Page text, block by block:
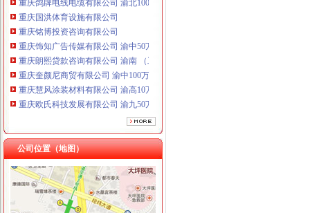
重庆国洪体育设施有限公司
重庆铭博投资咨询有限公司
重庆饰知广告传媒有限公司 渝中50万 （工商注册）
重庆朗熙贷款咨询有限公司 渝南 （工商注册）
重庆奎颜尼商贸有限公司 渝中100万 （工商注册）
重庆慧风涂装材料有限公司 渝高10万 （工商注册）
重庆欧氏科技发展有限公司 渝九50万 （进出口权）
重庆盛旗投资咨询有限公司 渝中10万 （工商注册）
重庆佳技维科技发展有限公司 渝南100万 （进出口权）
上海兆妩贸易有限公司重庆天地分公司 渝中 （工商注册）
公司位置（地图）